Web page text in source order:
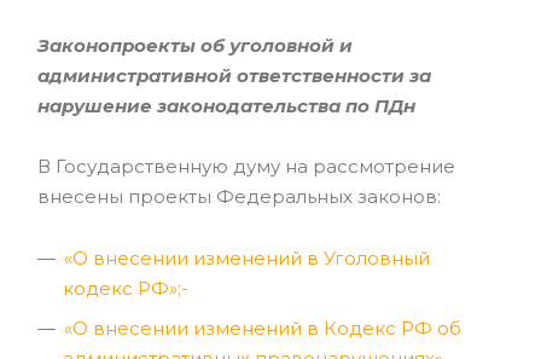
Законопроекты об уголовной и
административной ответственности за
нарушение законодательства по ПДн
В Государственную думу на рассмотрение
внесены проекты Федеральных законов:
«О внесении изменений в Уголовный
кодекс РФ»;-
«О внесении изменений в Кодекс РФ об